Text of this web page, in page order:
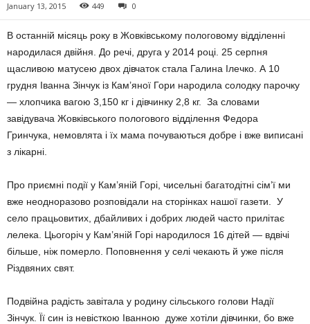
January 13, 2015 449 0
В останній місяць року в Жовківському пологовому відділенні
народилася двійня. До речі, друга у 2014 році. 25 серпня
щасливою матусею двох дівчаток стала Галина Ілечко. А 10
грудня Іванна Зінчук із Кам’яної Гори народила солодку парочку
— хлопчика вагою 3,150 кг і дівчинку 2,8 кг. За словами
завідувача Жовківського пологового відділення Федора
Гринчука, немовлята і їх мама почуваються добре і вже виписані
з лікарні.
Про приємні події у Кам’яній Горі, чисельні багатодітні сім’ї ми
вже неодноразово розповідали на сторінках нашої газети. У
село працьовитих, дбайливих і добрих людей часто прилітає
лелека. Цьогоріч у Кам’яній Горі народилося 16 дітей — вдвічі
більше, ніж померло. Поповнення у селі чекають й уже після
Різдвяних свят.
Подвійна радість завітала у родину сільського голови Надії
Зінчук. Її син із невісткою Іванною дуже хотіли дівчинки, бо вже